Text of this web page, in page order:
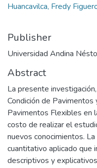
Huancavilca, Fredy
Publisher
Universidad Andina
Abstract
La presente
Condición de
Pavimentos Flexibles en
costo de realizar el
nuevos conocimientos.
cuantitativo aplicado que
descriptivos y